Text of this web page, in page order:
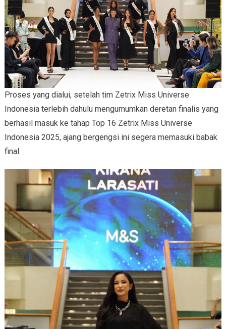
Proses yang dialui, setelah tim Zetrix Miss Universe
Indonesia terlebih dahulu mengumumkan deretan finalis yang
berhasil masuk ke tahap Top 16 Zetrix Miss Universe
Indonesia 2025, ajang bergengsi ini segera memasuki babak
final.